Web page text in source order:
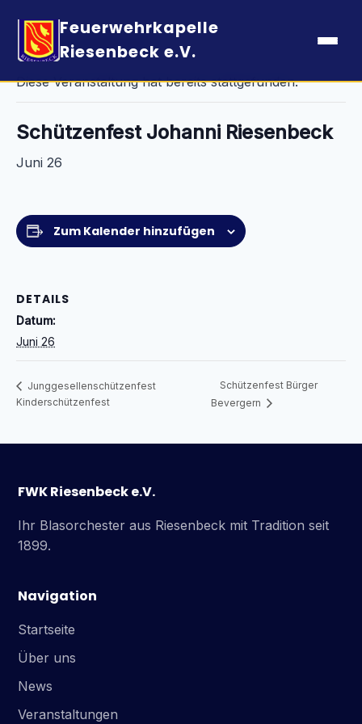
Feuerwehrkapelle
Riesenbeck e.V.
« Alle Veranstaltungen
Diese Veranstaltung hat bereits stattgefunden.
Schützenfest Johanni Riesenbeck
Juni 26
Zum Kalender hinzufügen
DETAILS
Datum:
Juni 26
Junggesellenschützenfest
Kinderschützenfest
Schützenfest Bürger
Bevergern
FWK Riesenbeck e.V.
Ihr Blasorchester aus Riesenbeck mit Tradition seit
1899.
Navigation
Startseite
Über uns
News
Veranstaltungen